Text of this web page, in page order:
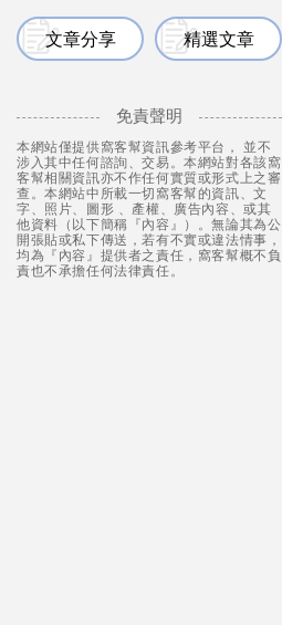
文章分享 精選文章
免責聲明
本網站僅提供窩客幫資訊參考平台， 並不
涉入其中任何諮詢、交易。本網站對各該窩
客幫相關資訊亦不作任何實質或形式上之審
查。本網站中所載一切窩客幫的資訊、文
字、照片、圖形 、產權、廣告內容、或其
他資料（以下簡稱『內容』）。無論其為公
開張貼或私下傳送，若有不實或違法情事，
均為『內容』提供者之責任，窩客幫概不負
責也不承擔任何法律責任。